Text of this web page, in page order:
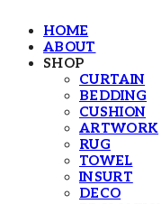
HOME
ABOUT
SHOP
CURTAIN
BEDDING
CUSHION
ARTWORK
RUG
TOWEL
INSURT
DECO